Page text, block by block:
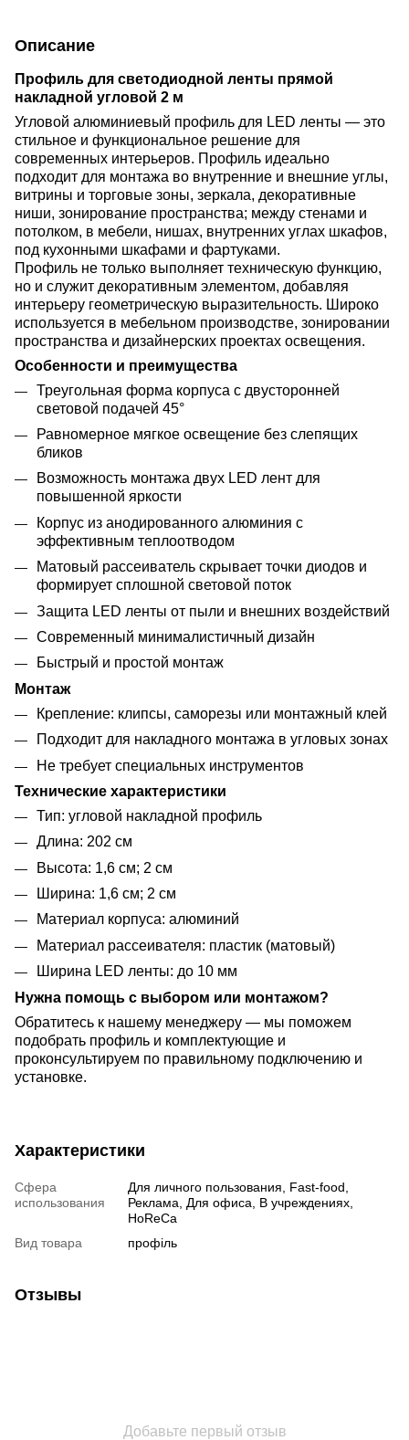
Описание
Профиль для светодиодной ленты прямой
накладной угловой 2 м
Угловой алюминиевый профиль для LED ленты — это
стильное и функциональное решение для
современных интерьеров. Профиль идеально
подходит для монтажа во внутренние и внешние углы,
витрины и торговые зоны, зеркала, декоративные
ниши, зонирование пространства; между стенами и
потолком, в мебели, нишах, внутренних углах шкафов,
под кухонными шкафами и фартуками.
Профиль не только выполняет техническую функцию,
но и служит декоративным элементом, добавляя
интерьеру геометрическую выразительность. Широко
используется в мебельном производстве, зонировании
пространства и дизайнерских проектах освещения.
Особенности и преимущества
Треугольная форма корпуса с двусторонней
световой подачей 45°
Равномерное мягкое освещение без слепящих
бликов
Возможность монтажа двух LED лент для
повышенной яркости
Корпус из анодированного алюминия с
эффективным теплоотводом
Матовый рассеиватель скрывает точки диодов и
формирует сплошной световой поток
Защита LED ленты от пыли и внешних воздействий
Современный минималистичный дизайн
Быстрый и простой монтаж
Монтаж
Крепление: клипсы, саморезы или монтажный клей
Подходит для накладного монтажа в угловых зонах
Не требует специальных инструментов
Технические характеристики
Тип: угловой накладной профиль
Длина: 202 см
Высота: 1,6 см; 2 см
Ширина: 1,6 см; 2 см
Материал корпуса: алюминий
Материал рассеивателя: пластик (матовый)
Ширина LED ленты: до 10 мм
Нужна помощь с выбором или монтажом?
Обратитесь к нашему менеджеру — мы поможем
подобрать профиль и комплектующие и
проконсультируем по правильному подключению и
установке.
Характеристики
Сфера
использования
Для личного пользования, Fast-food,
Реклама, Для офиса, В учреждениях,
HoReCa
Вид товара
профіль
Отзывы
Добавьте первый отзыв